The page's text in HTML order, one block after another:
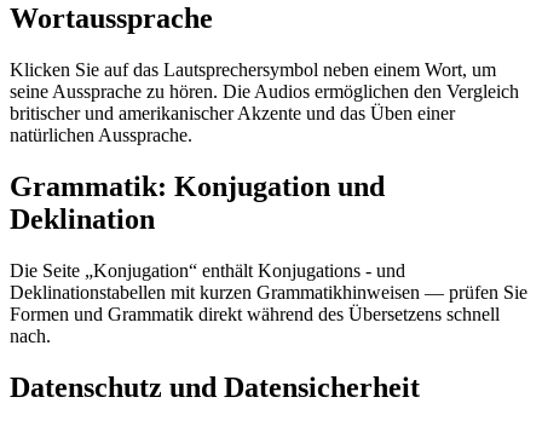
Wortaussprache
Klicken Sie auf das Lautsprechersymbol neben einem Wort, um
seine Aussprache zu hören. Die Audios ermöglichen den Vergleich
britischer und amerikanischer Akzente und das Üben einer
natürlichen Aussprache.
Grammatik: Konjugation und
Deklination
Die Seite „Konjugation“ enthält Konjugations - und
Deklinationstabellen mit kurzen Grammatikhinweisen — prüfen Sie
Formen und Grammatik direkt während des Übersetzens schnell
nach.
Datenschutz und Datensicherheit